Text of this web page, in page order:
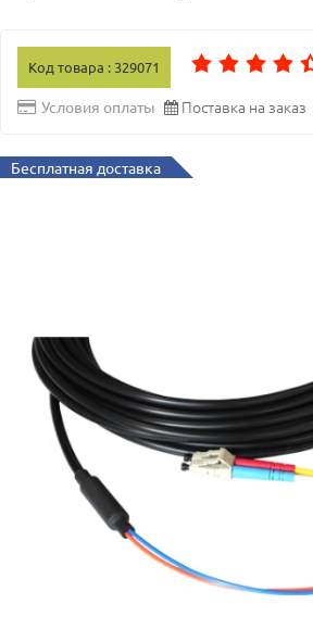
Код товара : 329071
Условия оплаты Поставка на заказ
Бесплатная доставка